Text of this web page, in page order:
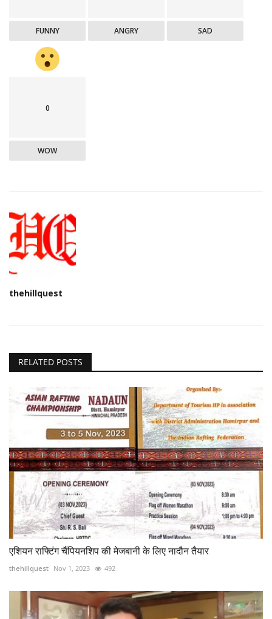
FUNNY ANGRY SAD
0
WOW
thehillquest
RELATED POSTS
एशियन राफ्टिंग चैंपियनशिप की मेजबानी के लिए नादौन तैयार
thehillquest Nov 1, 2023 492